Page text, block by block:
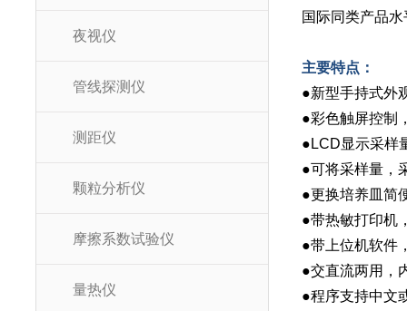
夜视仪
管线探测仪
测距仪
颗粒分析仪
摩擦系数试验仪
量热仪
国际同类产品
主要特点：
●新型手持式外
●彩色触屏控制
●LCD显示采样
●可将采样量，
●更换培养皿简
●带热敏打印机
●带上位机软件
●交直流两用，
●程序支持中文